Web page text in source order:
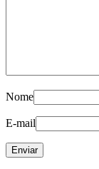
Nome
E-mail